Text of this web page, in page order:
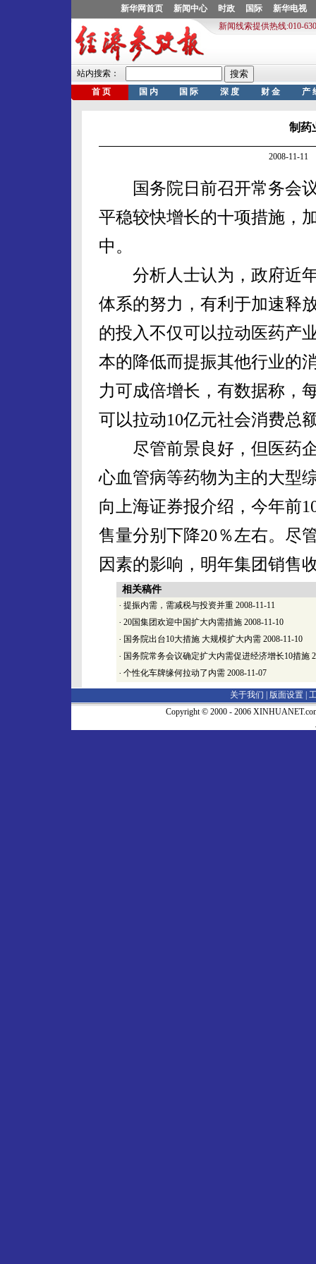
制药
2008-11-11
国务院日前召开常务会议
平稳较快增长的十项措施，
中。
分析人士认为，政府近年
体系的努力，有利于加速释
的投入不仅可以拉动医药产
本的降低而提振其他行业的
力可成倍增长，有数据称，
可以拉动10亿元社会消费总
尽管前景良好，但医药企
心血管病等药物为主的大型
向上海证券报介绍，今年前
售量分别下降20％左右。尽
因素的影响，明年集团销售
相关稿件
· 提振内需，需减税与投资并重 2008-11-11
· 20国集团欢迎中国扩大内需措施 2008-11-10
· 国务院出台10大措施 大规模扩大内需 2008-11-10
· 国务院常务会议确定扩大内需促进经济增长10措施
· 个性化车牌缘何拉动了内需 2008-11-07
关于我们 | 版面设置
Copyright © 2000 - 2006